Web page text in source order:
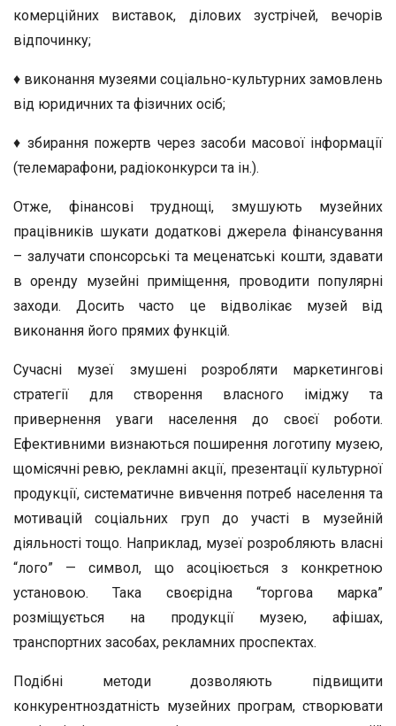
комерційних виставок, ділових зустрічей, вечорів
відпочинку;
♦ виконання музеями соціально-культурних замовлень
від юридичних та фізичних осіб;
♦ збирання пожертв через засоби масової інформації
(телемарафони, радіоконкурси та ін.).
Отже, фінансові труднощі, змушують музейних
працівників шукати додаткові джерела фінансування
– залучати спонсорські та меценатські кошти, здавати
в оренду музейні приміщення, проводити популярні
заходи. Досить часто це відволікає музей від
виконання його прямих функцій.
Сучасні музеї змушені розробляти маркетингові
стратегії для створення власного іміджу та
привернення уваги населення до своєї роботи.
Ефективними визнаються поширення логотипу музею,
щомісячні ревю, рекламні акції, презентації культурної
продукції, систематичне вивчення потреб населення та
мотивацій соціальних груп до участі в музейній
діяльності тощо. Наприклад, музеї розробляють власні
“лого” — символ, що асоціюється з конкретною
установою. Така своєрідна “торгова марка”
розміщується на продукції музею, афішах,
транспортних засобах, рекламних проспектах.
Подібні методи дозволяють підвищити
конкурентноздатність музейних програм, створювати